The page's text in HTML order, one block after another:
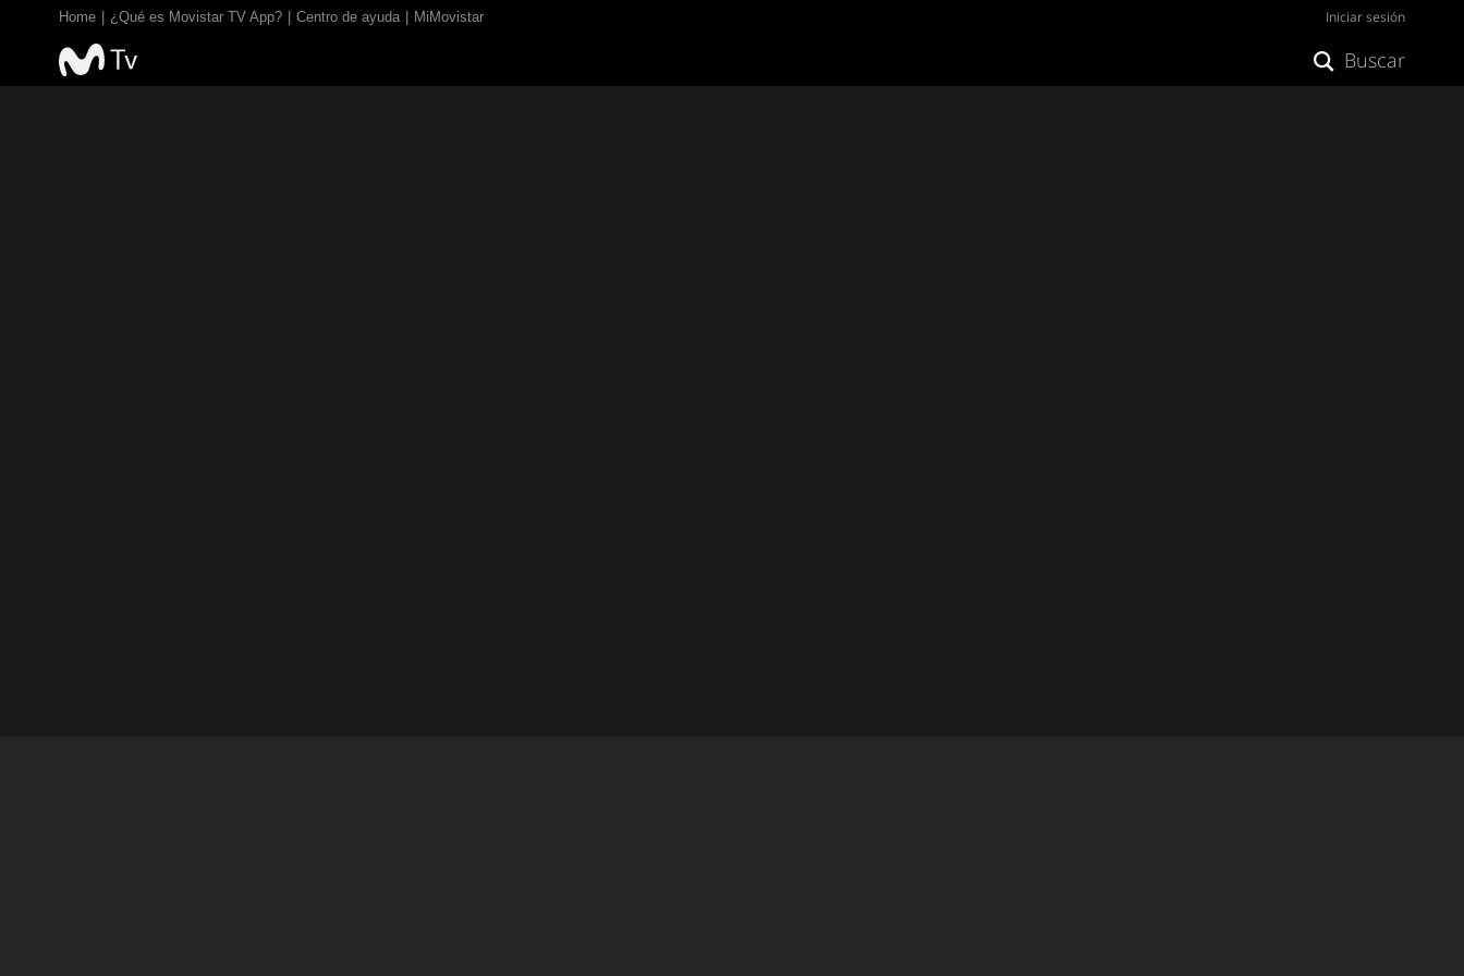
Home ¿Qué es Movistar TV App? Centro de ayuda MiMovistar Iniciar sesión
Buscar